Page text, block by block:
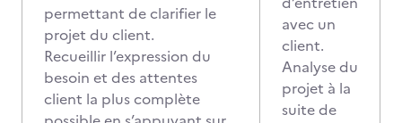
permettant de clarifier le
projet du client.
Recueillir l’expression du
besoin et des attentes
client la plus complète
avec un
client.
Analyse du
projet à la
suite de